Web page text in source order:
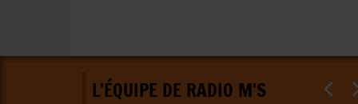
L'ÉQUIPE DE RADIO M'S